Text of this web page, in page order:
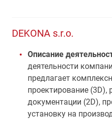
DEKONA s.r.o.
Описание
деятельности
предлагает
проектирование (3D),
документации (2D),
установку на